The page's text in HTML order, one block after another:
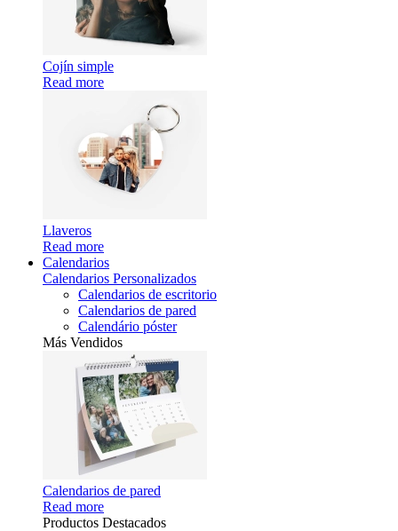
Cojín simple
Read more
Llaveros
Read more
Calendarios
Calendarios Personalizados
Calendarios de escritorio
Calendarios de pared
Calendário póster
Más Vendidos
Calendarios de pared
Read more
Productos Destacados